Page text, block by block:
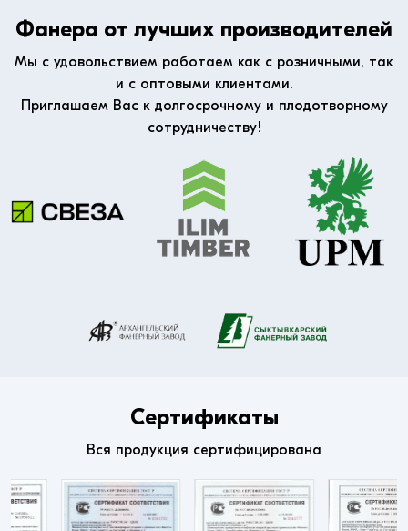
Фанера от лучших производителей
Мы с удовольствием работаем как с розничными, так
и с оптовыми клиентами.
Приглашаем Вас к долгосрочному и плодотворному
сотрудничеству!
Сертификаты
Вся продукция сертифицирована